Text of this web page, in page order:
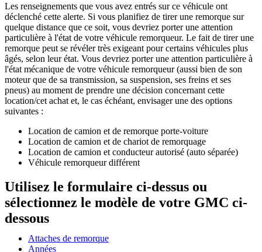
Les renseignements que vous avez entrés sur ce véhicule ont
déclenché cette alerte. Si vous planifiez de tirer une remorque sur
quelque distance que ce soit, vous devriez porter une attention
particulière à l'état de votre véhicule remorqueur. Le fait de tirer une
remorque peut se révéler très exigeant pour certains véhicules plus
âgés, selon leur état. Vous devriez porter une attention particulière à
l'état mécanique de votre véhicule remorqueur (aussi bien de son
moteur que de sa transmission, sa suspension, ses freins et ses
pneus) au moment de prendre une décision concernant cette
location/cet achat et, le cas échéant, envisager une des options
suivantes :
Location de camion et de remorque porte-voiture
Location de camion et de chariot de remorquage
Location de camion et conducteur autorisé (auto séparée)
Véhicule remorqueur différent
Utilisez le formulaire ci-dessus ou
sélectionnez le modèle de votre GMC ci-
dessous
Attaches de remorque
Années